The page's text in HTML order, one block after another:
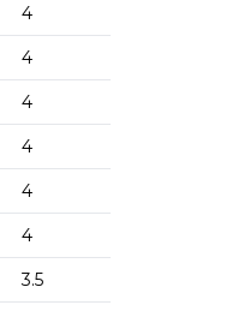
4
4
4
4
4
4
3.5